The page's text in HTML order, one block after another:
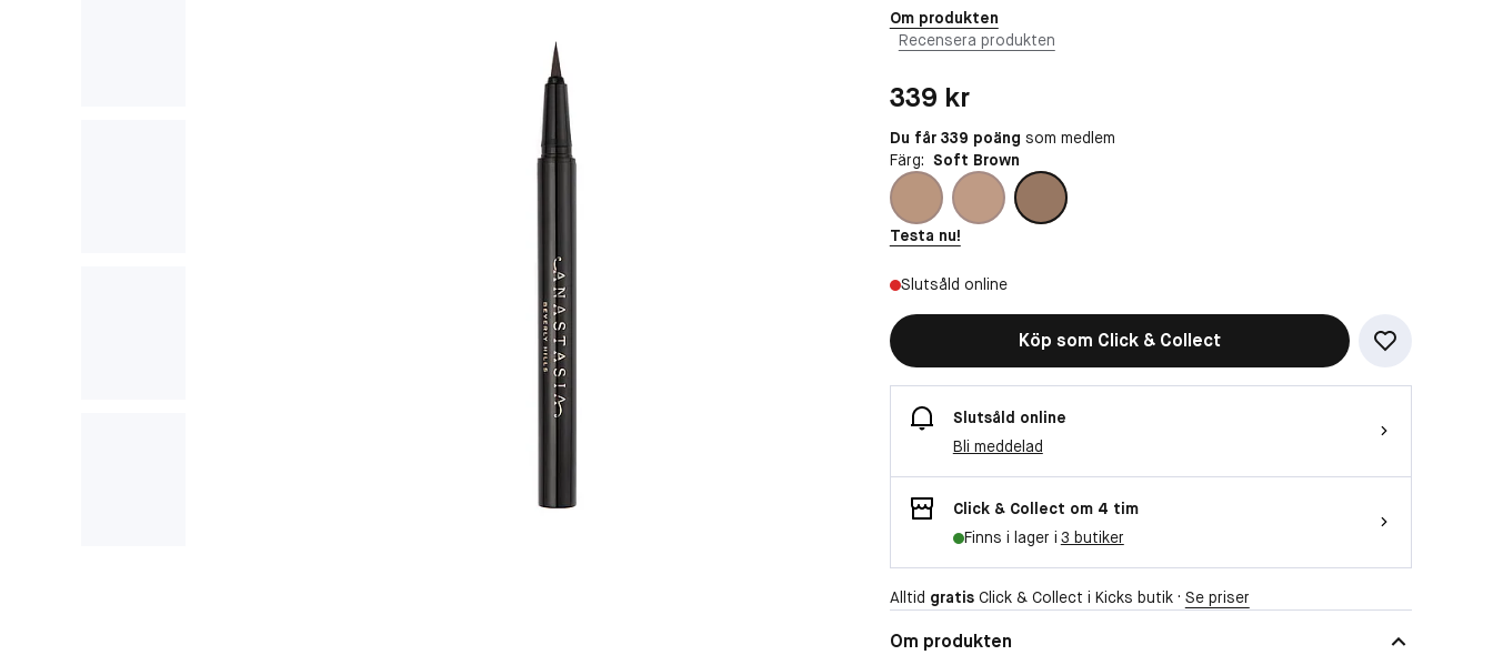
Om produkten
Recensera produkten
Färg: Soft Brown
Testa nu!
Pris: 339 kr
339 kr
Du får 339 poäng som medlem
Slutsåld online
Köp som Click & Collect
Slutsåld online
Bli meddelad
Click & Collect om 4 tim
Finns i lager i 3 butiker
Alltid gratisClick & Collect i Kicks butik · Se priser
Om produkten